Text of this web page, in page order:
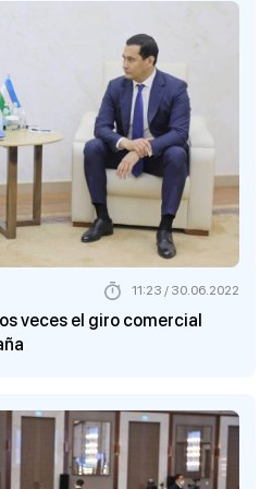
veces el giro comercial
11:23 / 30.06.2022